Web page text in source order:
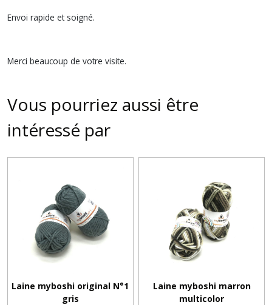
Envoi rapide et soigné.
Merci beaucoup de votre visite.
Vous pourriez aussi être
intéressé par
Laine myboshi original N°1
gris
Laine myboshi marron
multicolor